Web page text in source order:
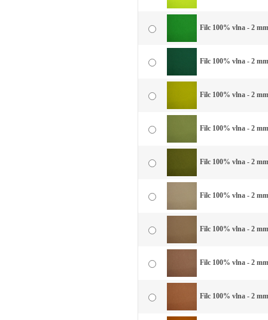
Filc 100% vlna - 2
Filc 100% vlna - 2
Filc 100% vlna - 2
Filc 100% vlna - 2
Filc 100% vlna - 2
Filc 100% vlna - 2
Filc 100% vlna - 2
Filc 100% vlna - 2
Filc 100% vlna - 2